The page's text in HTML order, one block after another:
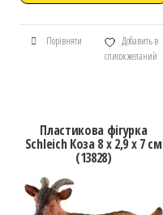
Порівняти
Добавить в
список желаний
Пластикова фігурка
Schleich Коза 8 х 2,9 х 7 см
(13828)